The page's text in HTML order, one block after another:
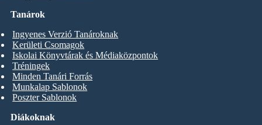
Diákoknak
Tanárok
Ingyenes Verzió Tanároknak
Kerületi Csomagok
Iskolai Könyvtárak és Médiaközpontok
Tréningek
Minden Tanári Forrás
Munkalap Sablonok
Poszter Sablonok